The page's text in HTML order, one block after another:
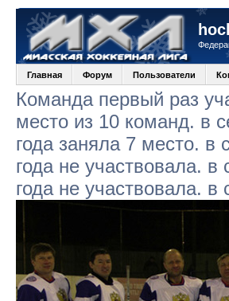
Главная Форум Пользователи
Команда первый раз
место из 10 команд. в
года заняла 7 место. в
года не участвовала. в
года не участвовала. в